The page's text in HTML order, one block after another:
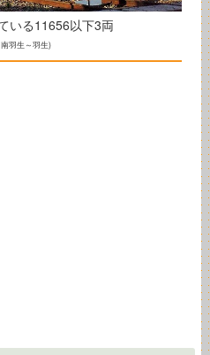
いる11656以下3両
羽生～羽生)